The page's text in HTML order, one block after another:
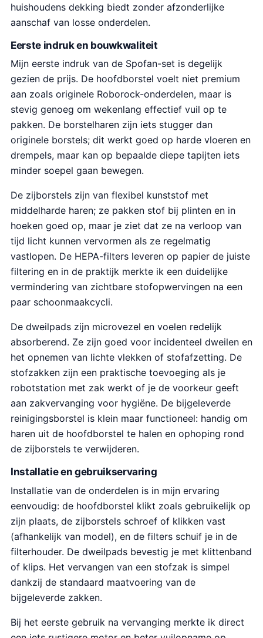
huishoudens dekking biedt zonder afzonderlijke
aanschaf van losse onderdelen.
Eerste indruk en bouwkwaliteit
Mijn eerste indruk van de Spofan-set is degelijk
gezien de prijs. De hoofdborstel voelt niet premium
aan zoals originele Roborock-onderdelen, maar is
stevig genoeg om wekenlang effectief vuil op te
pakken. De borstelharen zijn iets stugger dan
originele borstels; dit werkt goed op harde vloeren en
drempels, maar kan op bepaalde diepe tapijten iets
minder soepel gaan bewegen.
De zijborstels zijn van flexibel kunststof met
middelharde haren; ze pakken stof bij plinten en in
hoeken goed op, maar je ziet dat ze na verloop van
tijd licht kunnen vervormen als ze regelmatig
vastlopen. De HEPA-filters leveren op papier de juiste
filtering en in de praktijk merkte ik een duidelijke
vermindering van zichtbare stofopwervingen na een
paar schoonmaakcycli.
De dweilpads zijn microvezel en voelen redelijk
absorberend. Ze zijn goed voor incidenteel dweilen en
het opnemen van lichte vlekken of stofafzetting. De
stofzakken zijn een praktische toevoeging als je
robotstation met zak werkt of je de voorkeur geeft
aan zakvervanging voor hygiëne. De bijgeleverde
reinigingsborstel is klein maar functioneel: handig om
haren uit de hoofdborstel te halen en ophoping rond
de zijborstels te verwijderen.
Installatie en gebruikservaring
Installatie van de onderdelen is in mijn ervaring
eenvoudig: de hoofdborstel klikt zoals gebruikelijk op
zijn plaats, de zijborstels schroef of klikken vast
(afhankelijk van model), en de filters schuif je in de
filterhouder. De dweilpads bevestig je met klittenband
of klips. Het vervangen van een stofzak is simpel
dankzij de standaard maatvoering van de
bijgeleverde zakken.
Bij het eerste gebruik na vervanging merkte ik direct